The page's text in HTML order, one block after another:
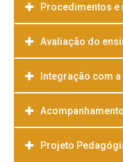
Procedimentos
Avaliação do
Integração com
Projeto